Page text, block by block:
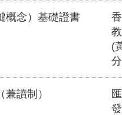
概念）基礎證書
(
讀制）